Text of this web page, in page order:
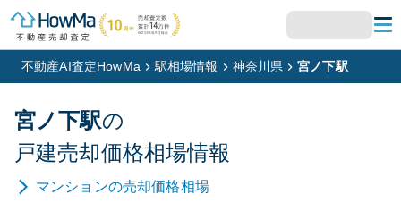
不動産AI査定HowMa 駅相場情報 神奈川県 宮ノ下駅
宮ノ下駅の
戸建売却価格相場情報
マンションの売却価格相場